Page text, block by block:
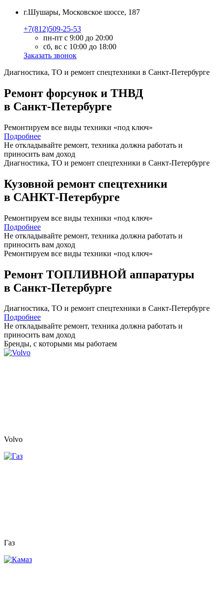
г.Шушары, Московское шоссе, 187
+7(812)509-25-53
пн-пт с 9:00 до 20:00
сб, вс с 10:00 до 18:00
Заказать звонок
Диагностика, ТО и ремонт спецтехники в Санкт-Петербурге
Ремонт форсунок и ТНВД
в Санкт-Петербурге
Ремонтируем все виды техники «под ключ»
Подробнее
Не откладывайте ремонт, техника должна работать и
приносить вам доход
Диагностика, ТО и ремонт спецтехники в Санкт-Петербурге
Кузовной ремонт спецтехники
в САНКТ-Петербурге
Ремонтируем все виды техники «под ключ»
Подробнее
Не откладывайте ремонт, техника должна работать и
приносить вам доход
Ремонтируем все виды техники «под ключ»
Ремонт ТОПЛИВНОЙ аппаратуры
в Санкт-Петербурге
Диагностика, ТО и ремонт спецтехники в Санкт-Петербурге
Подробнее
Не откладывайте ремонт, техника должна работать и
приносить вам доход
Бренды, с которыми мы работаем
Volvo
Газ